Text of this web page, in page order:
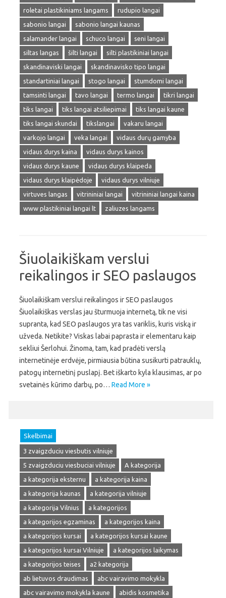
roletai plastikiniams langams
rudupio langai
sabonio langai
sabonio langai kaunas
salamander langai
schuco langai
seni langai
siltas langas
šilti langai
silti plastikiniai langai
skandinaviski langai
skandinavisko tipo langai
standartiniai langai
stogo langai
stumdomi langai
tamsinti langai
tavo langai termo langai
tikri langai
tiks langai
tiks langai atsiliepimai
tiks langai kaune
tiks langai skundai
tikslangai
vakaru langai
varkojo langai
veka langai
vidaus durų gamyba
vidaus durys kaina
vidaus durys kainos
vidaus durys kaune
vidaus durys klaipeda
vidaus durys klaipėdoje
vidaus durys vilniuje
virtuves langas
vitrininiai langai
vitrininiai langai kaina
www plastikiniai langai lt
zaliuzes langams
Šiuolaikiškam verslui
reikalingos ir SEO paslaugos
Šiuolaikiškam verslui reikalingos ir SEO paslaugos
Šiuolaikiškas verslas jau šturmuoja internetą, tik ne visi
supranta, kad SEO paslaugos yra tas variklis, kuris viską ir
užveda. Netikite? Viskas labai paprasta ir elementaru kaip
sekliui Šerlohui. Žinoma, tam, kad pradėti verslą
internetinėje erdvėje, pirmiausia būtina susikurti patrauklų,
patogų internetinį puslapį. Bet iškarto kyla klausimas, ar po
svetainės kūrimo darbų, po… Read More »
Skelbimai
3 zvaigzduciu viesbutis vilniuje
5 zvaigzduciu viesbuciai vilniuje
A kategorija
a kategorija eksternu
a kategorija kaina
a kategorija kaunas
a kategorija vilniuje
a kategorija Vilnius
a kategorijos
a kategorijos egzaminas
a kategorijos kaina
a kategorijos kursai
a kategorijos kursai kaune
a kategorijos kursai Vilniuje
a kategorijos laikymas
a kategorijos teises
a2 kategorija
ab lietuvos draudimas
abc vairavimo mokykla
abc vairavimo mokykla kaune
abidis kosmetika